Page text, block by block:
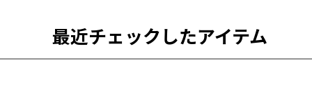
最近チェックしたアイテム